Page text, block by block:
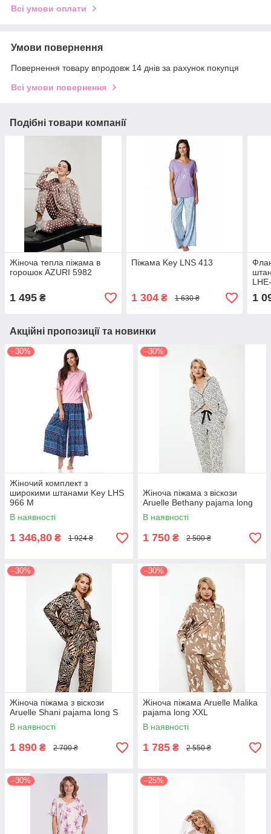
Всі умови оплати
Умови повернення
Повернення товару впродовж 14 днів за рахунок покупця
Всі умови повернення
Подібні товари компанії
Жіноча тепла піжама в
горошок AZURI 5982
1 495 ₴
Піжама Key LNS 413
1 304₴ 1 630 ₴ 1
Акційні пропозиції та новинки
–30%
Жіночий комплект з
широкими штанами Key LHS
966 M
В наявності
1 346,80 ₴ 1 924 ₴
–30%
Жіноча піжама з віскози
Aruelle Bethany pajama long
В наявності
1 750 ₴ 2 500 ₴
–30%
Жіноча піжама з віскози
Aruelle Shani pajama long S
В наявності
1 890 ₴ 2 700 ₴
–30%
Жіноча піжама Aruelle Malika
pajama long XXL
В наявності
1 785 ₴ 2 550 ₴
–30% –25%